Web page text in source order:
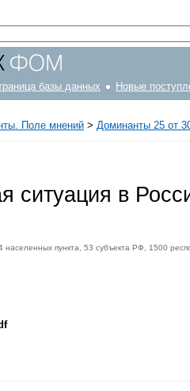
базы данных Новые
Поле мнений > Доминанты 25 от
ситуация в
пункта, 53 субъекта РФ, 1500